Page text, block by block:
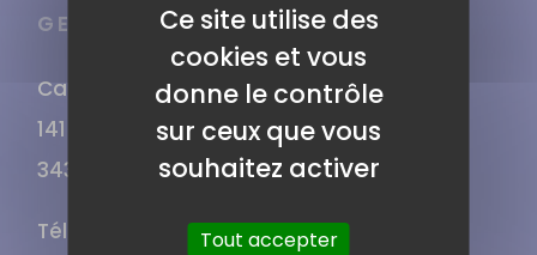
GENOPOLYS UAR 3656
Campus Arnaud de Villeneuve
141 rue de la Cardonille
34396 Montpellier CEDEX 5
Tél. : 04 34 35 99 86
Ce site utilise des
cookies et vous
donne le contrôle
sur ceux que vous
souhaitez activer
Tout accepter